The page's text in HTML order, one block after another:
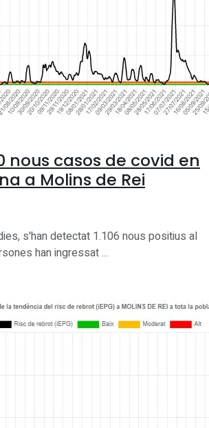
nous casos de covid en
a Molins de Rei
s'han detectat 1.106 nous positius al
han ingressat ...